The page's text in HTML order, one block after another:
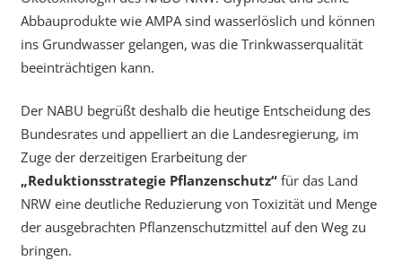
Abbauprodukte wie AMPA sind wasserlöslich und können
ins Grundwasser gelangen, was die Trinkwasserqualität
beeinträchtigen kann.
Der NABU begrüßt deshalb die heutige Entscheidung des
Bundesrates und appelliert an die Landesregierung, im
Zuge der derzeitigen Erarbeitung der
„Reduktionsstrategie Pflanzenschutz“für das Land
NRW eine deutliche Reduzierung von Toxizität und Menge
der ausgebrachten Pflanzenschutzmittel auf den Weg zu
bringen.